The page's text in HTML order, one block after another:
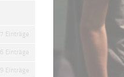
7 Einträge
16 Einträge
9 Einträge